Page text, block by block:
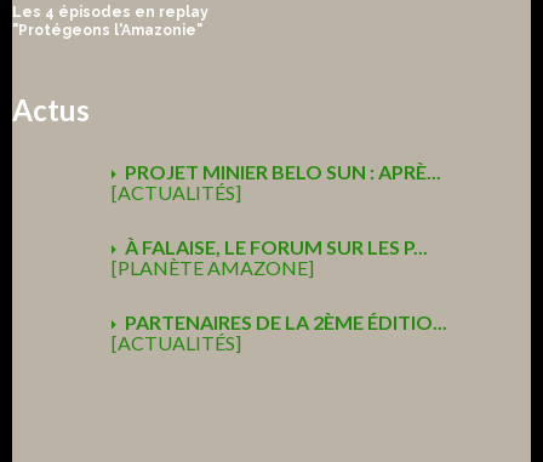
Les 4 épisodes en replay
"Protégeons l'Amazonie"
Actus
PROJET MINIER BELO SUN : APRÈ...
[ACTUALITÉS]
À FALAISE, LE FORUM SUR LES P...
[PLANÈTE AMAZONE]
PARTENAIRES DE LA 2ÈME ÉDITIO...
[ACTUALITÉS]